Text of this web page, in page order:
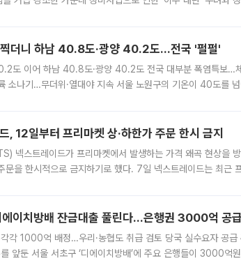
더니 하남 40.8도·광양 40.2도…전국 '펄펄'
도 이어 하남 40.8도·광양 40.2도 전국 대부분 폭염특보…
소나기…무더위·열대야 지속 서울 노원구의 기온이 40도를
, 12일부터 프리마켓 상·하한가 주문 한시 금지
넥스트레이드가 프리마켓에서 발생하는 가격 왜곡 현상을
문을 한시적으로 금지하기로 했다. 7일 넥스트레이드는 최근
이치방배 잔금대출 풀린다…은행권 3000억 공급
각각 1000억 배정…우리·농협도 취급 검토 당국 실수요자 공
앞둔 서울 서초구 ‘디에이치방배’에 주요 은행들이 3000억